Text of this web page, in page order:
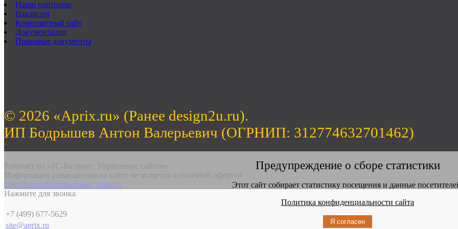
Наши партнеры
Вакансии
Композитный сайт
Документация
Правовые документы
© 2026 «Aprix.ru» (Ранее design2u.ru).
ИП Бодрышев Антон Валерьевич (ОГРНИП: 312774632701462)
Работает на «1С-Битрикс: Управление сайтом».
Информация размещенная на сайте не является публичной офертой
Обработка персональных данных
Нажмите для звонка
+7 (499) 677-5629
site@aprix.ru
Предупреждение о сборе статистики
Этот сайт собирает статистику посещения и данные
Политика конфиденциальности сайта
Я согласен